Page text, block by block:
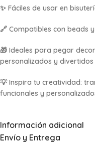
✨ Fáciles de usar en
🔗 Compatibles con beads
🎁 Ideales para pegar
personalizados y divertidos
💡 Inspira tu creatividad:
funcionales y
Información adicional
Envío y Entrega